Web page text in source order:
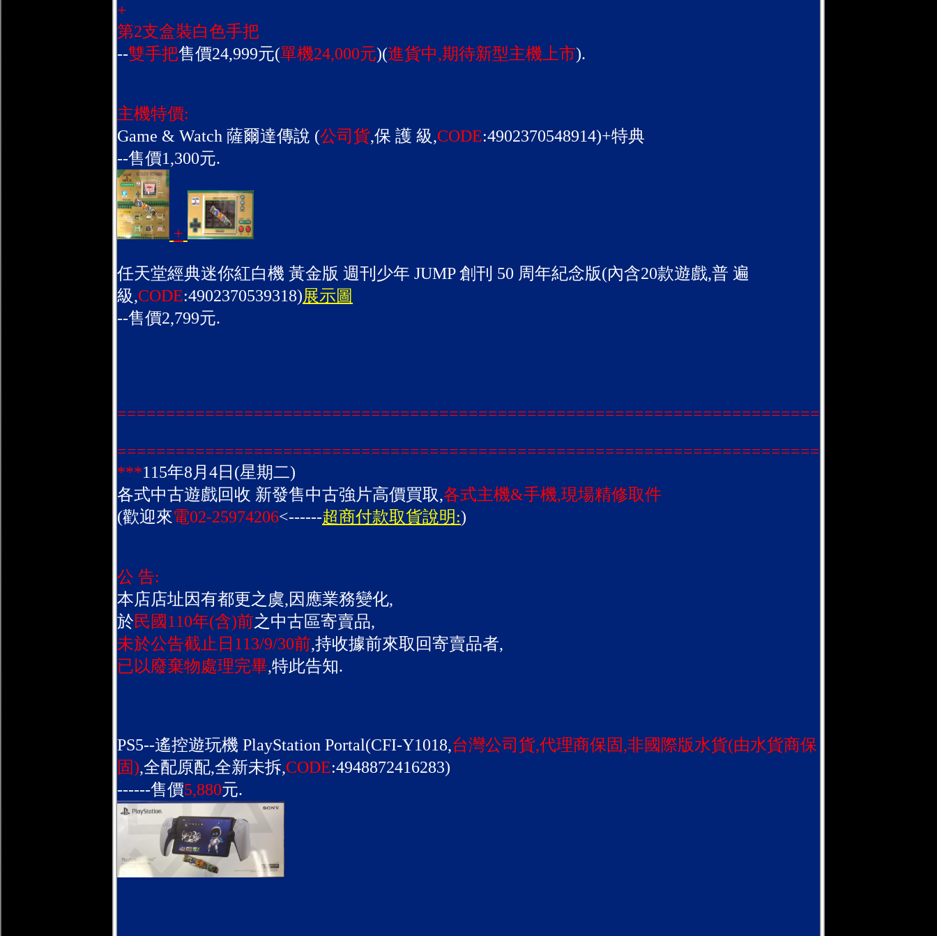
+
第2支盒裝白色手把
--雙手把售價24,999元(單機24,000元)(進貨中,期待新型主機上市).
主機特價:
Game & Watch 薩爾達傳說 (公司貨,保 護 級,CODE:4902370548914)+特典
--售價1,300元.
+
任天堂經典迷你紅白機 黃金版 週刊少年 JUMP 創刊 50 周年紀念版(內含20款遊戲,普 遍
級,CODE:4902370539318)展示圖
--售價2,799元.
========================================================================
========================================================================
***115年8月4日(星期二)
各式中古遊戲回收 新發售中古強片高價買取,各式主機&手機,現場精修取件
(歡迎來電02-25974206<------超商付款取貨說明:)
公 告:
本店店址因有都更之虞,因應業務變化,
於民國110年(含)前之中古區寄賣品,
未於公告截止日113/9/30前,持收據前來取回寄賣品者,
已以廢棄物處理完畢,特此告知.
PS5--遙控遊玩機 PlayStation Portal(CFI-Y1018,台灣公司貨,代理商保固,非國際版水貨(由水貨商保
固),全配原配,全新未拆,CODE:4948872416283)
------售價5,880元.